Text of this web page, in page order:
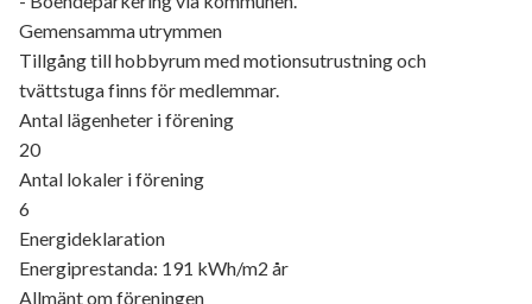
Gemensamma utrymmen
Tillgång till hobbyrum med motionsutrustning och
tvättstuga finns för medlemmar.
Antal lägenheter i förening
20
Antal lokaler i förening
6
Energideklaration
Energiprestanda: 191 kWh/m2 år
Allmänt om föreningen